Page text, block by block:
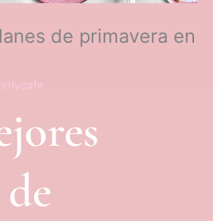
de primavera en